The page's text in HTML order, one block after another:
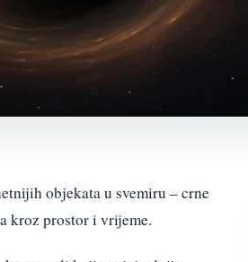
objekata u svemiru – crne
kroz prostor i vrijeme.